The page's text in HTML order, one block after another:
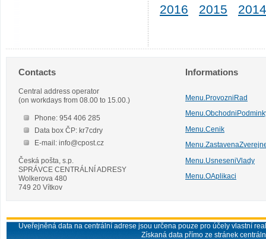
2016
2015 2014
Contacts
Central address operator
(on workdays from 08.00 to 15.00.)
Phone: 954 406 285
Data box ČP: kr7cdry
E-mail: info@cpost.cz
Česká pošta, s.p.
SPRÁVCE CENTRÁLNÍ ADRESY
Wolkerova 480
749 20 Vítkov
Informations
Menu.ProvozniRad
Menu.Cenik
Menu.UsneseniVlady
Menu.OAplikaci
Uveřejněná data na centrální adrese jsou určena pouze pro účely vlastní
Získaná data přímo ze stránek